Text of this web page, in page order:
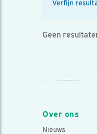
Verfijn
Geen
Over ons
Nieuws